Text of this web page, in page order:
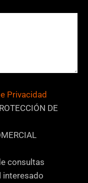
Privacidad
DE
consultas
interesado